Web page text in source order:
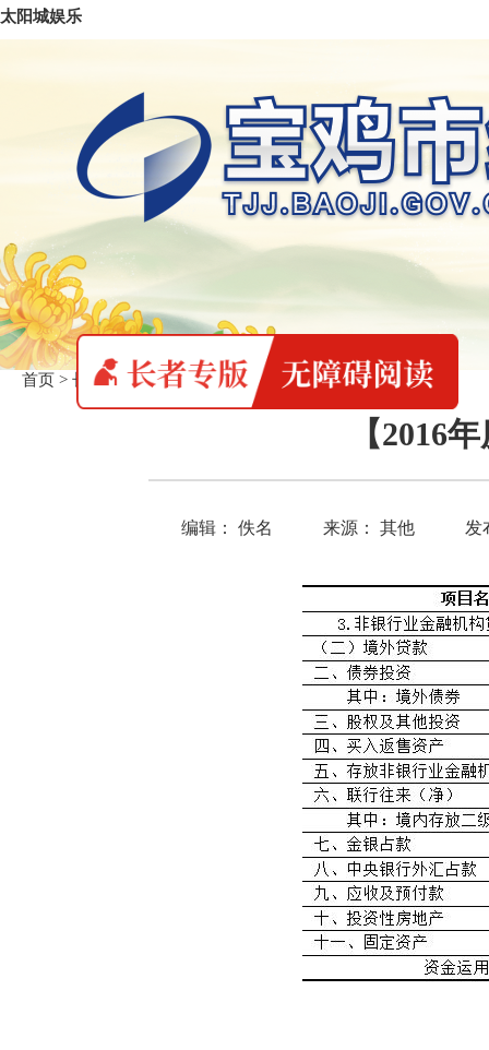
太阳城娱乐
首页 > 长者专版>统计数据
【2016
编辑： 佚名 来源： 其他 发